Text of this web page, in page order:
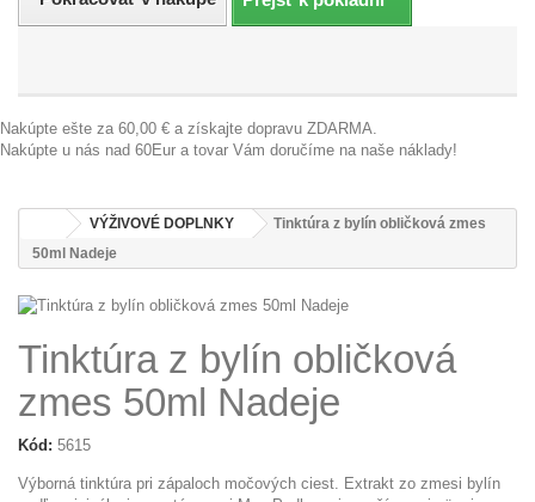
Nakúpte ešte za 60,00 € a získajte dopravu ZDARMA.
Nakúpte u nás nad 60Eur a tovar Vám doručíme na naše náklady!
VÝŽIVOVÉ DOPLNKY
Tinktúra z bylín obličková zmes
50ml Nadeje
Tinktúra z bylín obličková
zmes 50ml Nadeje
Kód: 5615
Výborná tinktúra pri zápaloch močových ciest. Extrakt zo zmesi bylín